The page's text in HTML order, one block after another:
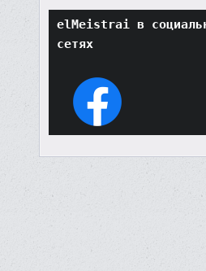
elMeistrai в
сетях